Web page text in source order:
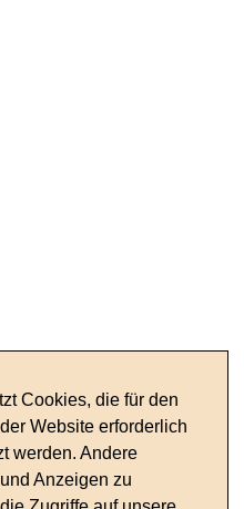
Cookies, die für den
Website erforderlich
werden. Andere
Anzeigen zu